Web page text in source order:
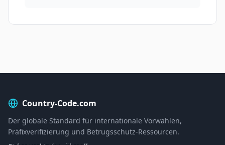
Country-Code.com
Der globale Standard für internationale Vorwahlen,
Präfixverifizierung und Betrugsschutz-Ressourcen.